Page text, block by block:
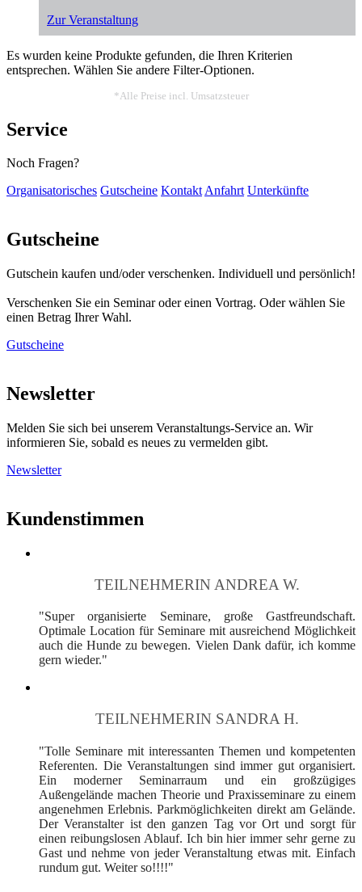
Zur Veranstaltung
Es wurden keine Produkte gefunden, die Ihren Kriterien
entsprechen. Wählen Sie andere Filter-Optionen.
*Alle Preise incl. Umsatzsteuer
Service
Noch Fragen?
Organisatorisches Gutscheine KontaktAnfahrt Unterkünfte
Gutscheine
Gutschein kaufen und/oder verschenken. Individuell und persönlich!
Verschenken Sie ein Seminar oder einen Vortrag. Oder wählen Sie
einen Betrag Ihrer Wahl.
Gutscheine
Newsletter
Melden Sie sich bei unserem Veranstaltungs-Service an. Wir
informieren Sie, sobald es neues zu vermelden gibt.
Newsletter
Kundenstimmen
TEILNEHMERIN ANDREA W.
"Super organisierte Seminare, große Gastfreundschaft.
Optimale Location für Seminare mit ausreichend Möglichkeit
auch die Hunde zu bewegen. Vielen Dank dafür, ich komme
gern wieder."
TEILNEHMERIN SANDRA H.
"Tolle Seminare mit interessanten Themen und kompetenten
Referenten. Die Veranstaltungen sind immer gut organisiert.
Ein moderner Seminarraum und ein großzügiges
Außengelände machen Theorie und Praxisseminare zu einem
angenehmen Erlebnis. Parkmöglichkeiten direkt am Gelände.
Der Veranstalter ist den ganzen Tag vor Ort und sorgt für
einen reibungslosen Ablauf. Ich bin hier immer sehr gerne zu
Gast und nehme von jeder Veranstaltung etwas mit. Einfach
rundum gut. Weiter so!!!!"